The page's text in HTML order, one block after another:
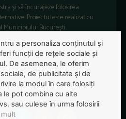
și să încurajeze folosirea
Proiectul este realizat cu
Municipiului București.
a mii de km finanțați prin
în orașe
a personaliza conținutul și
funcții de rețele sociale și
De asemenea, le oferim
de publicitate și de
la modul în care folosiți
le pot combina cu alte
sau culese în urma folosirii
mult